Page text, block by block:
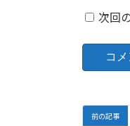
次回
前の記事